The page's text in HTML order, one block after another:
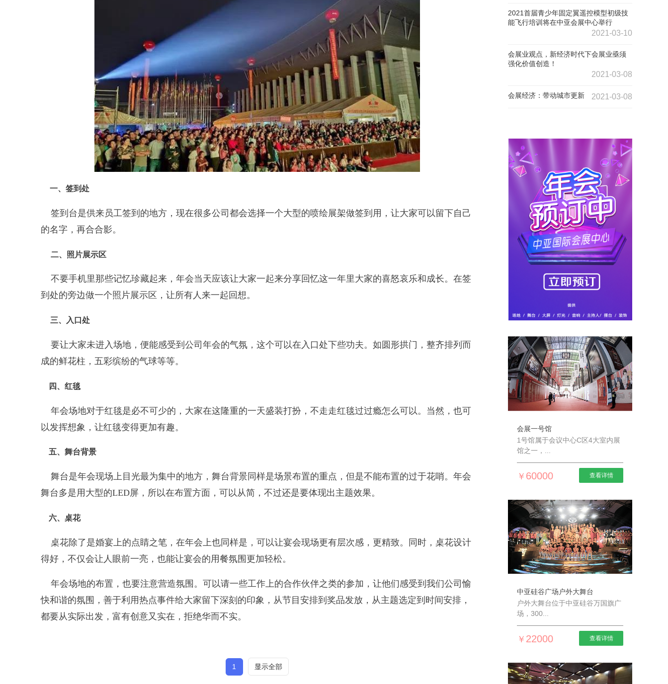
一、签到处
签到台是供来员工签到的地方，现在很多公司都会选择一个大型的喷绘展架做签到用，让大家可以留下自己
的名字，再合合影。
二、照片展示区
不要手机里那些记忆珍藏起来，年会当天应该让大家一起来分享回忆这一年里大家的喜怒哀乐和成长。在签
到处的旁边做一个照片展示区，让所有人来一起回想。
三、入口处
要让大家未进入场地，便能感受到公司年会的气氛，这个可以在入口处下些功夫。如圆形拱门，整齐排列而
成的鲜花柱，五彩缤纷的气球等等。
四、红毯
年会场地对于红毯是必不可少的，大家在这隆重的一天盛装打扮，不走走红毯过过瘾怎么可以。当然，也可
以发挥想象，让红毯变得更加有趣。
五、舞台背景
舞台是年会现场上目光最为集中的地方，舞台背景同样是场景布置的重点，但是不能布置的过于花哨。年会
舞台多是用大型的LED屏，所以在布置方面，可以从简，不过还是要体现出主题效果。
六、桌花
桌花除了是婚宴上的点睛之笔，在年会上也同样是，可以让宴会现场更有层次感，更精致。同时，桌花设计
得好，不仅会让人眼前一亮，也能让宴会的用餐氛围更加轻松。
年会场地的布置，也要注意营造氛围。可以请一些工作上的合作伙伴之类的参加，让他们感受到我们公司愉
快和谐的氛围，善于利用热点事件给大家留下深刻的印象，从节目安排到奖品发放，从主题选定到时间安排，
都要从实际出发，富有创意又实在，拒绝华而不实。
1 显示全部
会展一号馆
1号馆属于会议中心C区4大室内展
馆之一，...
￥ 60000 查看详情
中亚硅谷广场户外大舞台
户外大舞台位于中亚硅谷万国旗广
场，300...
￥ 22000 查看详情
2021首届青少年固定翼遥控模型初级技
能飞行培训将在中亚会展中心举行
2021-03-10
会展业观点，新经济时代下会展业亟须
强化价值创造！
2021-03-08
会展经济：带动城市更新 2021-03-08